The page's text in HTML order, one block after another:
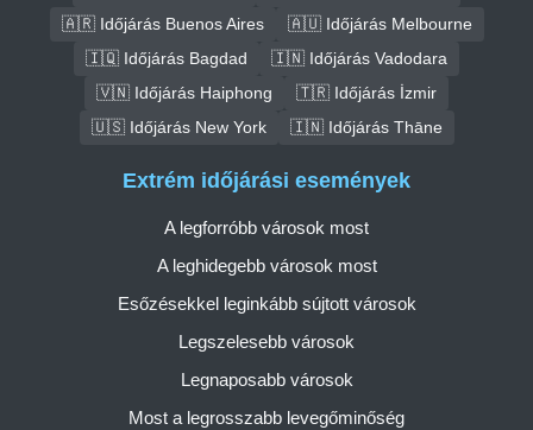
🇦🇷 Időjárás Buenos Aires
🇦🇺 Időjárás Melbourne
🇮🇶 Időjárás Bagdad
🇮🇳 Időjárás Vadodara
🇻🇳 Időjárás Haiphong
🇹🇷 Időjárás İzmir
🇺🇸 Időjárás New York
🇮🇳 Időjárás Thāne
Extrém időjárási események
A legforróbb városok most
A leghidegebb városok most
Esőzésekkel leginkább sújtott városok
Legszelesebb városok
Legnaposabb városok
Most a legrosszabb levegőminőség